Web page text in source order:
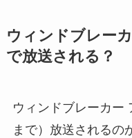
ウィンドブレー
で放送される？
ウィンドブレーカー
まで）放送されるの